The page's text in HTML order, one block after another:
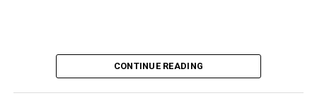
CONTINUE READING